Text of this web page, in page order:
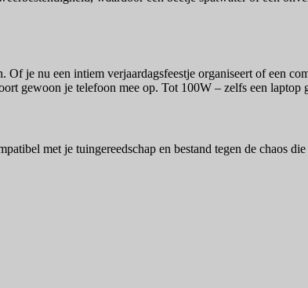
je nu een intiem verjaardagsfeestje organiseert of een
gewoon je telefoon mee op. Tot 100W – zelfs een laptop
met je tuingereedschap en bestand tegen de chaos